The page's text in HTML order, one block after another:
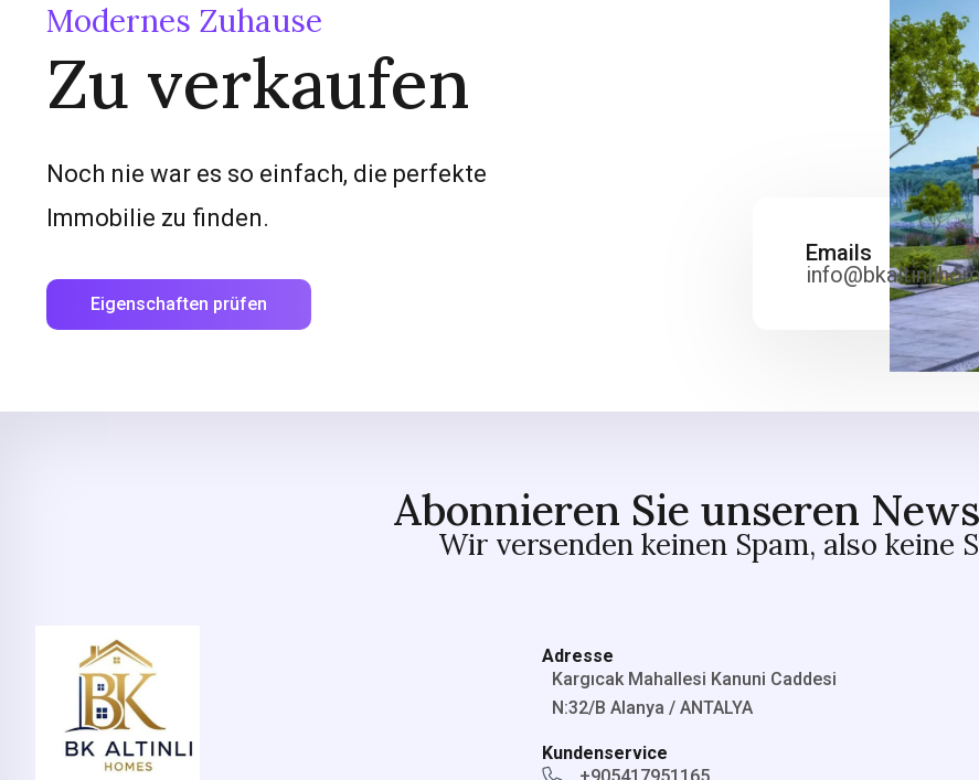
Modernes Zuhause
Zu verkaufen
Noch nie war es so einfach, die perfekte
Immobilie zu finden.
Eigenschaften prüfen
Emails
Abonnieren Sie unseren
Wir versenden keinen Spam, also keine
Adresse
Kargıcak Mahallesi Kanuni Caddesi
N:32/B Alanya / ANTALYA
Kundenservice